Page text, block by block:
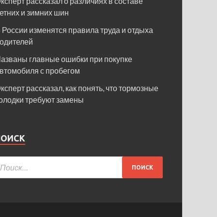
и зимних шин
России изменятся правила труда и отдыха
главные ошибки при покупке
с пробегом
рассказал, как понять, что тормозные
требуют замены